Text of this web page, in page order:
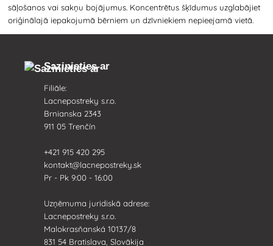
sāļošanos vai sakņu bojājumus. Koncentrētus šķīdumus uzglabājiet
oriģinālajā iepakojumā bērniem un dzīvniekiem nepieejamā vietā.
Sazinieties ar
Filiāle:
Lacnepostreky s.r.o.
Brnianska 2343
911 05 Trenčín
+421 915 420 295
kontakt@lacnepostreky.sk
Pr - Pk 9:00 - 16:00
Uzņēmuma juridiskā adrese:
Lacnepostreky s.r.o.
Malokrasňanská 10137/8
831 54 Bratislava, Slovākija